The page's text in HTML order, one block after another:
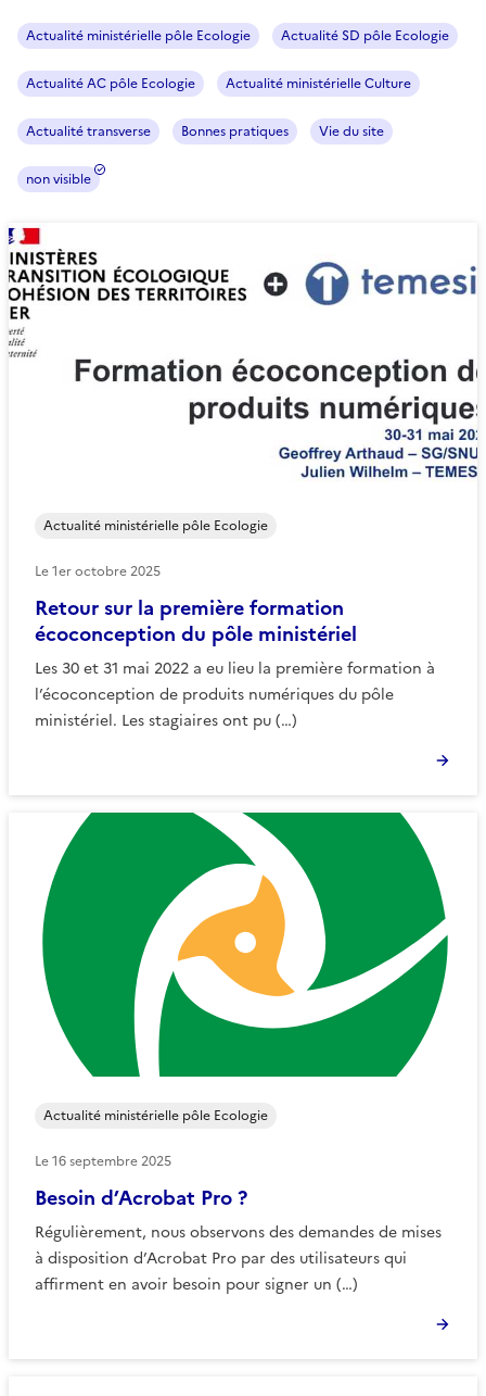
Actualité ministérielle pôle Ecologie Actualité SD pôle Ecologie
Actualité AC pôle Ecologie Actualité ministérielle Culture
Actualité transverse Bonnes pratiques Vie du site
non visible
Retour sur la première formation
écoconception du pôle ministériel
Les 30 et 31 mai 2022 a eu lieu la première formation à
l’écoconception de produits numériques du pôle
ministériel. Les stagiaires ont pu (…)
Actualité ministérielle pôle Ecologie
Le1er octobre 2025
Besoin d’Acrobat Pro ?
Régulièrement, nous observons des demandes de mises
à disposition d’Acrobat Pro par des utilisateurs qui
affirment en avoir besoin pour signer un (…)
Actualité ministérielle pôle Ecologie
Le16 septembre 2025